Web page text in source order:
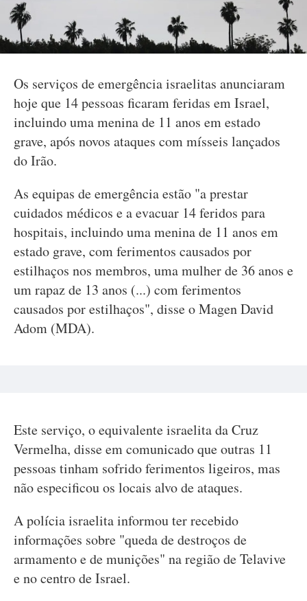
Os serviços de emergência israelitas anunciaram
hoje que 14 pessoas ficaram feridas em Israel,
incluindo uma menina de 11 anos em estado
grave, após novos ataques com mísseis lançados
do Irão.
As equipas de emergência estão "a prestar
cuidados médicos e a evacuar 14 feridos para
hospitais, incluindo uma menina de 11 anos em
estado grave, com ferimentos causados por
estilhaços nos membros, uma mulher de 36 anos e
um rapaz de 13 anos (...) com ferimentos
causados por estilhaços", disse o Magen David
Adom (MDA).
Este serviço, o equivalente israelita da Cruz
Vermelha, disse em comunicado que outras 11
pessoas tinham sofrido ferimentos ligeiros, mas
não especificou os locais alvo de ataques.
A polícia israelita informou ter recebido
informações sobre "queda de destroços de
armamento e de munições" na região de Telavive
e no centro de Israel.